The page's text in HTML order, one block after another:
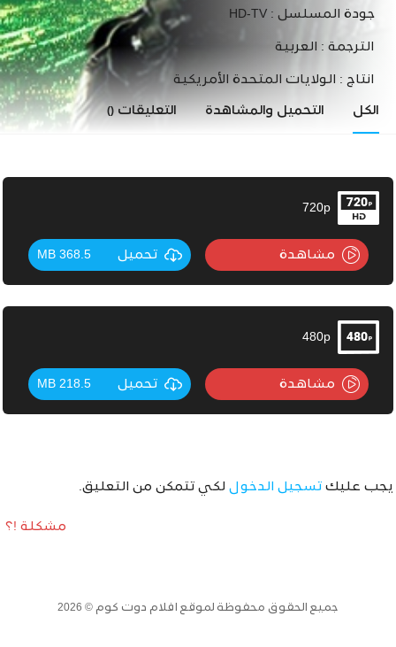
جودة المسلسل : HD-TV
الترجمة : العربية
انتاج : الولايات المتحدة الأمريكية
الكل التحميل والمشاهدة التعليقات ()
720p
مشاهدة تحميل 368.5 MB
480p
مشاهدة تحميل 218.5 MB
يجب عليك تسجيل الدخول لكي تتمكن من التعليق.
مشكلة !؟
جميع الحقوق محفوظة لموقع افلام دوت كوم © 2026